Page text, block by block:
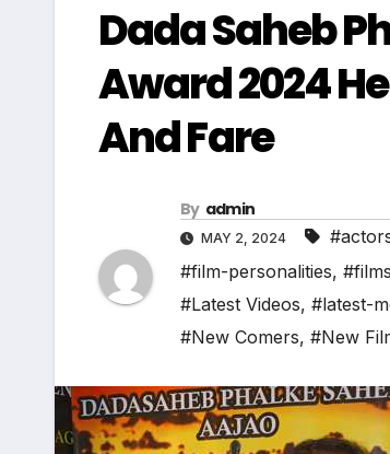
Dada Saheb
Award 2024
And Fare
By admin
MAY 2, 2024
#film-personalities,
#Latest Videos, #latest-
#New Comers, #New